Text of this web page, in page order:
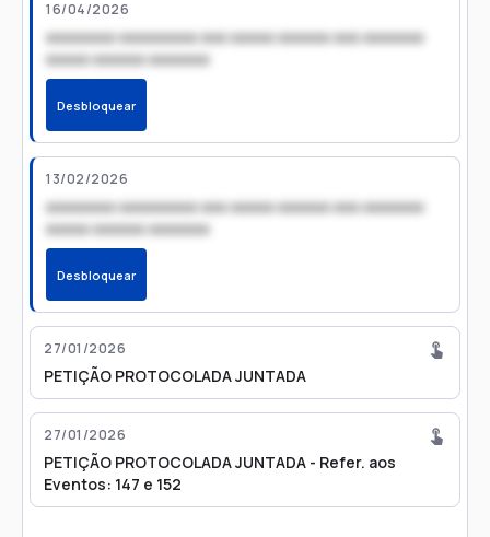
16/04/2026
xxxxxxxx xxxxxxxxx xxx xxxxx xxxxxx xxx xxxxxxx
xxxxx xxxxxx xxxxxxx
Desbloquear
13/02/2026
xxxxxxxx xxxxxxxxx xxx xxxxx xxxxxx xxx xxxxxxx
xxxxx xxxxxx xxxxxxx
Desbloquear
27/01/2026
PETIÇÃO PROTOCOLADA JUNTADA
27/01/2026
PETIÇÃO PROTOCOLADA JUNTADA - Refer. aos
Eventos: 147 e 152